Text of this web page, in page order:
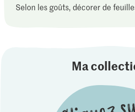
Selon les goûts, décorer de
Ma